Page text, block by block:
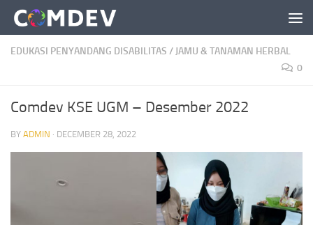
Skip to content
EDUKASI PENYANDANG DISABILITAS / JAMU & TANAMAN HERBAL
0
Comdev KSE UGM – Desember 2022
BY ADMIN · DECEMBER 28, 2022